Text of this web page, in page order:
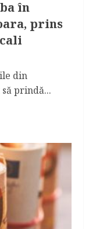
în
prins
din
prindă...